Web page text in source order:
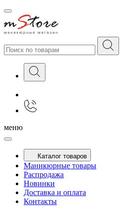
меню
Каталог товаров
Маникюрные товары
Распродажа
Новинки
Доставка и оплата
Контакты